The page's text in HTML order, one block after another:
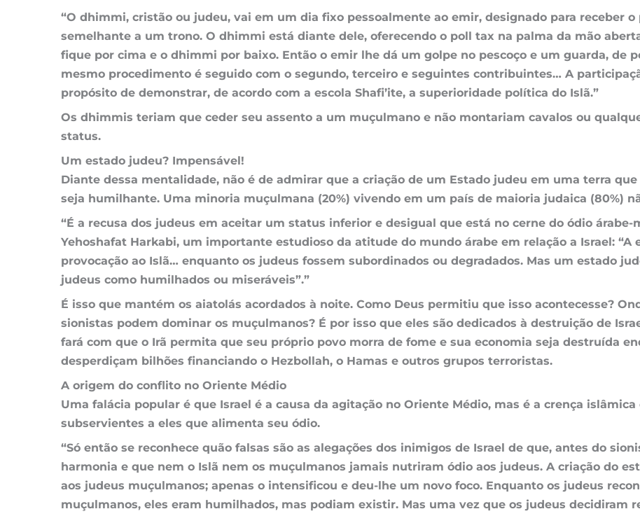
“O dhimmi, cristão ou judeu, vai em um dia fixo pessoalmente ao emir, designado para receber
semelhante a um trono. O dhimmi está diante dele, oferecendo o poll tax na palma da mão
fique por cima e o dhimmi por baixo. Então o emir lhe dá um golpe no pescoço e um guarda, de
mesmo procedimento é seguido com o segundo, terceiro e seguintes contribuintes… A
propósito de demonstrar, de acordo com a escola Shafi’ite, a superioridade política do Islã.”
Os dhimmis teriam que ceder seu assento a um muçulmano e não montariam cavalos ou
status.
Um estado judeu? Impensável!
Diante dessa mentalidade, não é de admirar que a criação de um Estado judeu em uma terra
seja humilhante. Uma minoria muçulmana (20%) vivendo em um país de maioria judaica (80%)
“É a recusa dos judeus em aceitar um status inferior e desigual que está no cerne do ódio árabe-
Yehoshafat Harkabi, um importante estudioso da atitude do mundo árabe em relação a Israel: “A
provocação ao Islã… enquanto os judeus fossem subordinados ou degradados. Mas um estado
judeus como humilhados ou miseráveis”.”
É isso que mantém os aiatolás acordados à noite. Como Deus permitiu que isso acontecesse?
sionistas podem dominar os muçulmanos? É por isso que eles são dedicados à destruição de
fará com que o Irã permita que seu próprio povo morra de fome e sua economia seja destruída
desperdiçam bilhões financiando o Hezbollah, o Hamas e outros grupos terroristas.
A origem do conflito no Oriente Médio
Uma falácia popular é que Israel é a causa da agitação no Oriente Médio, mas é a crença
subservientes a eles que alimenta seu ódio.
“Só então se reconhece quão falsas são as alegações dos inimigos de Israel de que, antes do
harmonia e que nem o Islã nem os muçulmanos jamais nutriram ódio aos judeus. A criação do
aos judeus muçulmanos; apenas o intensificou e deu-lhe um novo foco. Enquanto os judeus
muçulmanos, eles eram humilhados, mas podiam existir. Mas uma vez que os judeus decidiram